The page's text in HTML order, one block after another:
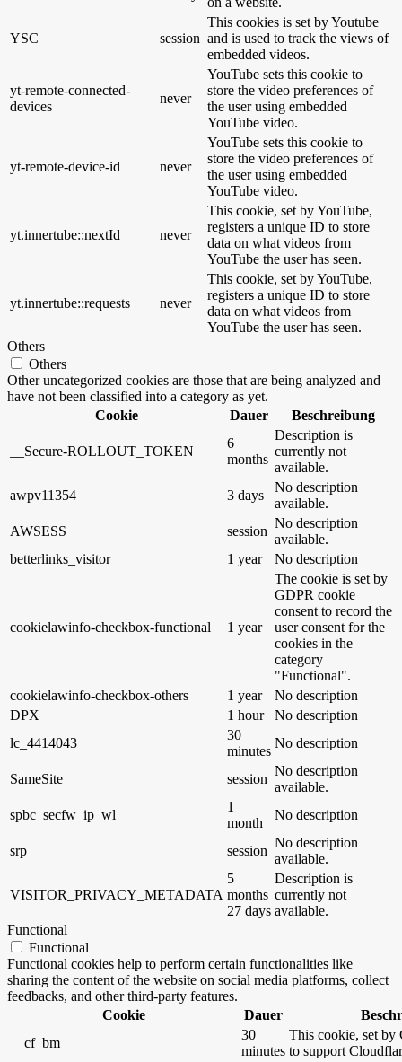
YSC session
This cookies is set by Youtube
and is used to track the views of
embedded videos.
yt-remote-connected-
devices
never
YouTube sets this cookie to
store the video preferences of
the user using embedded
YouTube video.
yt-remote-device-id never
YouTube sets this cookie to
store the video preferences of
the user using embedded
YouTube video.
yt.innertube::nextId never
This cookie, set by YouTube,
registers a unique ID to store
data on what videos from
YouTube the user has seen.
yt.innertube::requests never
This cookie, set by YouTube,
registers a unique ID to store
data on what videos from
YouTube the user has seen.
Others
Others
Other uncategorized cookies are those that are being analyzed and
have not been classified into a category as yet.
Cookie
Dauer Beschreibung
__Secure-ROLLOUT_TOKEN
6
months
Description is
currently not
available.
awpv11354
3 days
No description
available.
AWSESS
session
No description
available.
betterlinks_visitor
1 year No description
cookielawinfo-checkbox-functional 1 year
The cookie is set by
GDPR cookie
consent to record the
user consent for the
cookies in the
category
"Functional".
cookielawinfo-checkbox-others
1 year
No description
DPX
1 hour
No description
lc_4414043
30
minutes
No description
SameSite session
No description
available.
spbc_secfw_ip_wl
1
month
No description
srp session
No description
available.
VISITOR_PRIVACY_METADATA
5
months
27 days
Description is
currently not
available.
Functional
Functional
Functional cookies help to perform certain functionalities like
sharing the content of the website on social media platforms, collect
feedbacks, and other third-party features.
Cookie
Dauer
__cf_bm
30
minutes
This cookie, set by
to support